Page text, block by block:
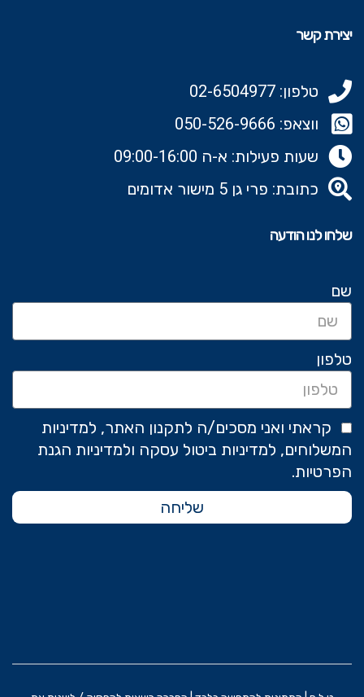
יצירת קשר
טלפון: 02-6504977
ווצאפ: 050-526-9666‬
שעות פעילות: א-ה 09:00-16:00
כתובת: פרי גן 5 מישור אדומים
שלחו לנו הודעה
שם
טלפון
קראתי ואני מסכים/ה לתקנון האתר, למדיניות
המשלוחים, למדיניות ביטול עסקה ולמדיניות הגנת
הפרטיות.
שליחה